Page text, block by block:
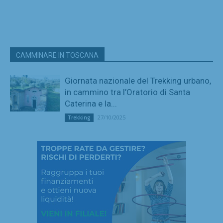
CAMMINARE IN TOSCANA
Giornata nazionale del Trekking urbano,
in cammino tra l’Oratorio di Santa
Caterina e la...
Trekking 27/10/2025